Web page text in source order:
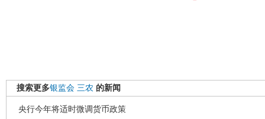
搜索更多银监会 三农 的新闻
央行今年将适时微调货币政策